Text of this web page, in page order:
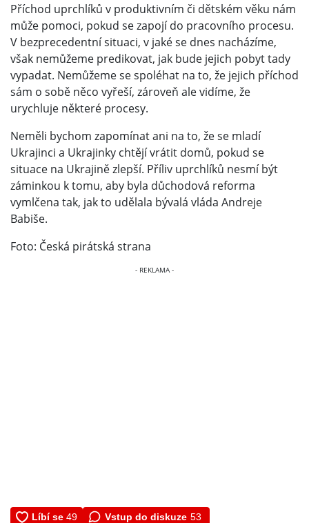
Příchod uprchlíků v produktivním či dětském věku nám
může pomoci, pokud se zapojí do pracovního procesu.
V bezprecedentní situaci, v jaké se dnes nacházíme,
však nemůžeme predikovat, jak bude jejich pobyt tady
vypadat. Nemůžeme se spoléhat na to, že jejich příchod
sám o sobě něco vyřeší, zároveň ale vidíme, že
urychluje některé procesy.
Neměli bychom zapomínat ani na to, že se mladí
Ukrajinci a Ukrajinky chtějí vrátit domů, pokud se
situace na Ukrajině zlepší. Příliv uprchlíků nesmí být
záminkou k tomu, aby byla důchodová reforma
vymlčena tak, jak to udělala bývalá vláda Andreje
Babiše.
Foto: Česká pirátská strana
Vstup do diskuze 53